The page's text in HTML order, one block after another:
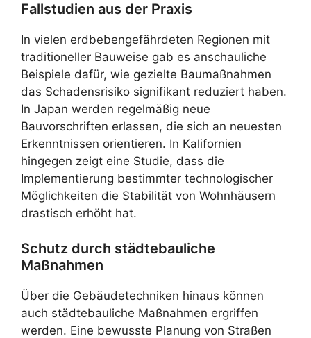
Fallstudien aus der Praxis
In vielen erdbebengefährdeten Regionen mit
traditioneller Bauweise gab es anschauliche
Beispiele dafür, wie gezielte Baumaßnahmen
das Schadensrisiko signifikant reduziert haben.
In Japan werden regelmäßig neue
Bauvorschriften erlassen, die sich an neuesten
Erkenntnissen orientieren. In Kalifornien
hingegen zeigt eine Studie, dass die
Implementierung bestimmter technologischer
Möglichkeiten die Stabilität von Wohnhäusern
drastisch erhöht hat.
Schutz durch städtebauliche
Maßnahmen
Über die Gebäudetechniken hinaus können
auch städtebauliche Maßnahmen ergriffen
werden. Eine bewusste Planung von Straßen